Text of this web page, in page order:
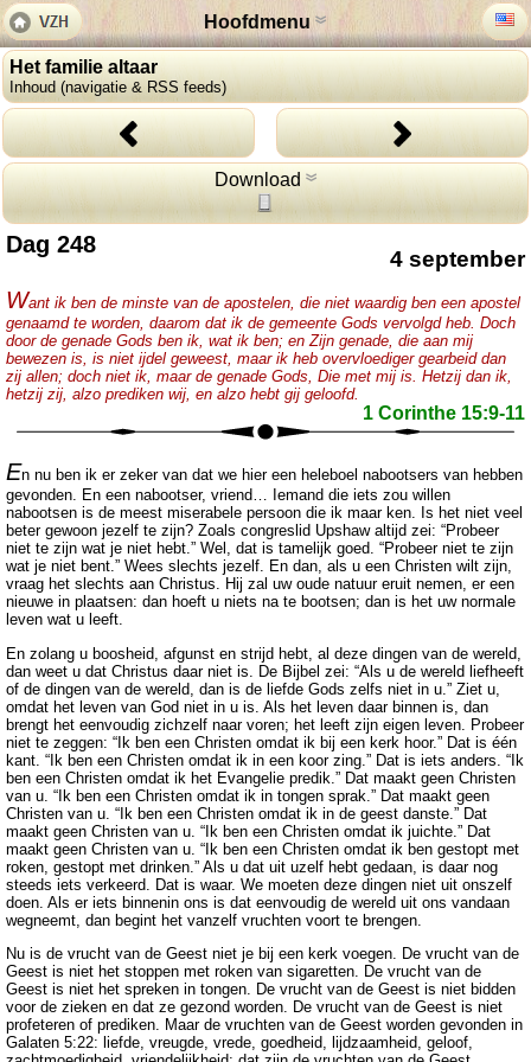
Hoofdmenu
Het familie altaar
Inhoud (navigatie & RSS feeds)
Download
4 september
Dag 248
Want ik ben de minste van de apostelen, die niet waardig ben een apostel
genaamd te worden, daarom dat ik de gemeente Gods vervolgd heb. Doch
door de genade Gods ben ik, wat ik ben; en Zijn genade, die aan mij
bewezen is, is niet ijdel geweest, maar ik heb overvloediger gearbeid dan
zij allen; doch niet ik, maar de genade Gods, Die met mij is. Hetzij dan ik,
hetzij zij, alzo prediken wij, en alzo hebt gij geloofd.
1 Corinthe 15:9-11
En nu ben ik er zeker van dat we hier een heleboel nabootsers van hebben
gevonden. En een nabootser, vriend… Iemand die iets zou willen
nabootsen is de meest miserabele persoon die ik maar ken. Is het niet veel
beter gewoon jezelf te zijn? Zoals congreslid Upshaw altijd zei: “Probeer
niet te zijn wat je niet hebt.” Wel, dat is tamelijk goed. “Probeer niet te zijn
wat je niet bent.” Wees slechts jezelf. En dan, als u een Christen wilt zijn,
vraag het slechts aan Christus. Hij zal uw oude natuur eruit nemen, er een
nieuwe in plaatsen: dan hoeft u niets na te bootsen; dan is het uw normale
leven wat u leeft.
En zolang u boosheid, afgunst en strijd hebt, al deze dingen van de wereld,
dan weet u dat Christus daar niet is. De Bijbel zei: “Als u de wereld liefheeft
of de dingen van de wereld, dan is de liefde Gods zelfs niet in u.” Ziet u,
omdat het leven van God niet in u is. Als het leven daar binnen is, dan
brengt het eenvoudig zichzelf naar voren; het leeft zijn eigen leven. Probeer
niet te zeggen: “Ik ben een Christen omdat ik bij een kerk hoor.” Dat is één
kant. “Ik ben een Christen omdat ik in een koor zing.” Dat is iets anders. “Ik
ben een Christen omdat ik het Evangelie predik.” Dat maakt geen Christen
van u. “Ik ben een Christen omdat ik in tongen sprak.” Dat maakt geen
Christen van u. “Ik ben een Christen omdat ik in de geest danste.” Dat
maakt geen Christen van u. “Ik ben een Christen omdat ik juichte.” Dat
maakt geen Christen van u. “Ik ben een Christen omdat ik ben gestopt met
roken, gestopt met drinken.” Als u dat uit uzelf hebt gedaan, is daar nog
steeds iets verkeerd. Dat is waar. We moeten deze dingen niet uit onszelf
doen. Als er iets binnenin ons is dat eenvoudig de wereld uit ons vandaan
wegneemt, dan begint het vanzelf vruchten voort te brengen.
Nu is de vrucht van de Geest niet je bij een kerk voegen. De vrucht van de
Geest is niet het stoppen met roken van sigaretten. De vrucht van de
Geest is niet het spreken in tongen. De vrucht van de Geest is niet bidden
voor de zieken en dat ze gezond worden. De vrucht van de Geest is niet
profeteren of prediken. Maar de vruchten van de Geest worden gevonden in
Galaten 5:22: liefde, vreugde, vrede, goedheid, lijdzaamheid, geloof,